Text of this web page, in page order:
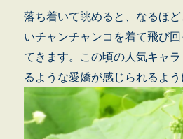
落ち着いて眺めると、なるほ
いチャンチャンコを着て飛び
てきます。この頃の人気キャ
るような愛嬌が感じられるよう